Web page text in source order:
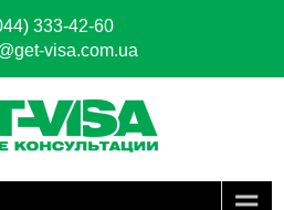
333-42-60
visa.com.ua